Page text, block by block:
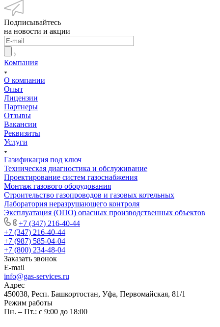
Подписывайтесь
на новости и акции
Компания
О компании
Опыт
Лицензии
Партнеры
Отзывы
Вакансии
Реквизиты
Услуги
Газификация под ключ
Техническая диагностика и обслуживание
Проектирование систем газоснабжения
Монтаж газового оборудования
Строительство газопроводов и газовых котельных
Лаборатория неразрушающего контроля
Эксплуатация (ОПО) опасных производственных объектов
+7 (347) 216-40-44
+7 (347) 216-40-44
+7 (987) 585-04-04
+7 (800) 234-48-04
Заказать звонок
E-mail
info@gas-services.ru
Адрес
450038, Респ. Башкортостан, Уфа, Первомайская, 81/1
Режим работы
Пн. – Пт.: с 9:00 до 18:00